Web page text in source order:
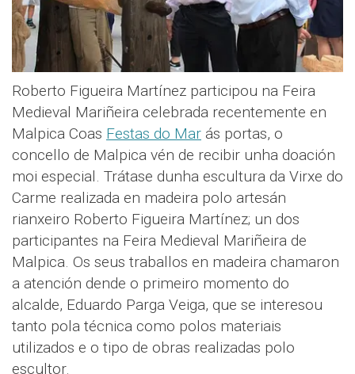
Roberto Figueira Martínez participou na Feira
Medieval Mariñeira celebrada recentemente en
Malpica Coas Festas do Mar ás portas, o
concello de Malpica vén de recibir unha doación
moi especial. Trátase dunha escultura da Virxe do
Carme realizada en madeira polo artesán
rianxeiro Roberto Figueira Martínez; un dos
participantes na Feira Medieval Mariñeira de
Malpica. Os seus traballos en madeira chamaron
a atención dende o primeiro momento do
alcalde, Eduardo Parga Veiga, que se interesou
tanto pola técnica como polos materiais
utilizados e o tipo de obras realizadas polo
escultor.